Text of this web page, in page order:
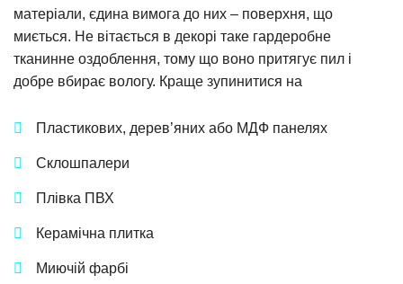
матеріали, єдина вимога до них – поверхня, що
миється. Не вітається в декорі таке гардеробне
тканинне оздоблення, тому що воно притягує пил і
добре вбирає вологу. Краще зупинитися на
Пластикових, дерев’яних або МДФ панелях
Склошпалери
Плівка ПВХ
Керамічна плитка
Миючій фарбі